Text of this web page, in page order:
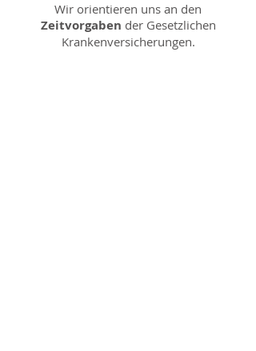
Wir orientieren uns an den
Zeitvorgaben der Gesetzlichen
Krankenversicherungen.